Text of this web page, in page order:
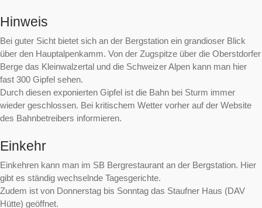
Hinweis
Bei guter Sicht bietet sich an der Bergstation ein grandioser Blick
über den Hauptalpenkamm. Von der Zugspitze über die Oberstdorfer
Berge das Kleinwalzertal und die Schweizer Alpen kann man hier
fast 300 Gipfel sehen.
Durch diesen exponierten Gipfel ist die Bahn bei Sturm immer
wieder geschlossen. Bei kritischem Wetter vorher auf der Website
des Bahnbetreibers informieren.
Einkehr
Einkehren kann man im SB Bergrestaurant an der Bergstation. Hier
gibt es ständig wechselnde Tagesgerichte.
Zudem ist von Donnerstag bis Sonntag das Staufner Haus (DAV
Hütte) geöffnet.